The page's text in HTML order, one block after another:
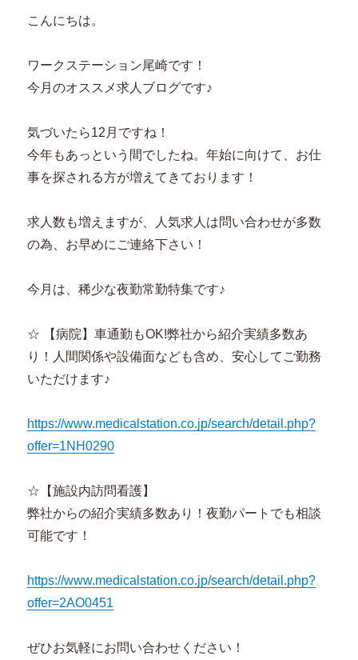
こんにちは。
ワークステーション尾崎です！
今月のオススメ求人ブログです♪
気づいたら12月ですね！
今年もあっという間でしたね。年始に向けて、お仕
事を探される方が増えてきております！
求人数も増えますが、人気求人は問い合わせが多数
の為、お早めにご連絡下さい！
今月は、稀少な夜勤常勤特集です♪
☆ 【病院】車通勤もOK!弊社から紹介実績多数あ
り！人間関係や設備面なども含め、安心してご勤務
いただけます♪
https://www.medicalstation.co.jp/search/detail.php?
offer=1NH0290
☆【施設内訪問看護】
弊社からの紹介実績多数あり！夜勤パートでも相談
可能です！
https://www.medicalstation.co.jp/search/detail.php?
offer=2AO0451
ぜひお気軽にお問い合わせください！